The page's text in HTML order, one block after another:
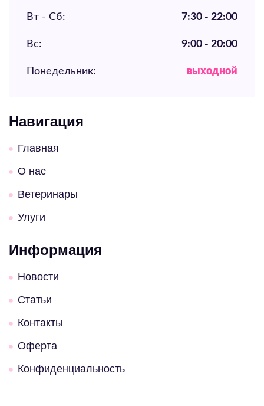
Вт - Сб: 7:30 - 22:00
Вс: 9:00 - 20:00
Понедельник: выходной
Навигация
Главная
О нас
Ветеринары
Улуги
Информация
Новости
Статьи
Контакты
Оферта
Конфиденциальность